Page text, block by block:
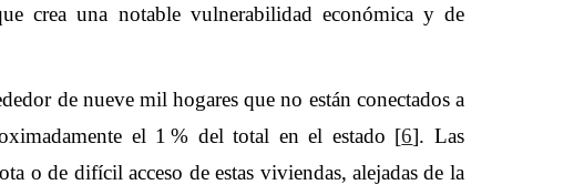
crea una notable vulnerabilidad económica y de
de nueve mil hogares que no están conectados a
el 1 % del total en el estado [6]. Las
o de difícil acceso de estas viviendas, alejadas de la